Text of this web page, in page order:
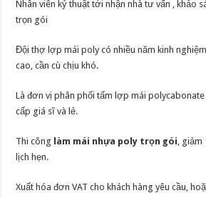
Nhân viên kỷ thuật tới nhận nhà tư vấn , khảo
trọn gói
Đội thợ lợp mái poly có nhiều năm kinh
cao, cần cù chịu khó.
Là đơn vị phân phối tấm lợp mái polycabonate
cấp giá sĩ và lẻ.
Thi công làm mái nhựa poly trọn gói ,
lịch hẹn.
Xuất hóa đơn VAT cho khách hàng yêu cầu,